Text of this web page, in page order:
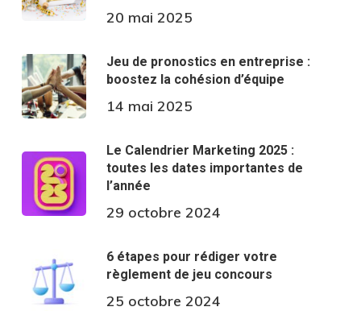
20 mai 2025
Jeu de pronostics en entreprise :
boostez la cohésion d’équipe
14 mai 2025
Le Calendrier Marketing 2025 :
toutes les dates importantes de
l’année
29 octobre 2024
6 étapes pour rédiger votre
règlement de jeu concours
25 octobre 2024